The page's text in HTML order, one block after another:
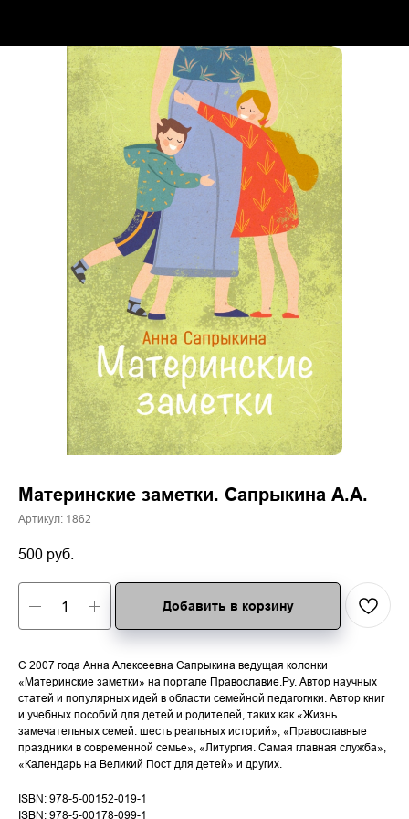
Материнские заметки. Сапрыкина А.А.
Артикул: 1862
500 руб.
Добавить в корзину
С 2007 года Анна Алексеевна Сапрыкина ведущая колонки
«Материнские заметки» на портале Православие.Ру. Автор научных
статей и популярных идей в области семейной педагогики. Автор книг
и учебных пособий для детей и родителей, таких как «Жизнь
замечательных семей: шесть реальных историй», «Православные
праздники в современной семье», «Литургия. Самая главная служба»,
«Календарь на Великий Пост для детей» и других.
ISBN: 978-5-00152-019-1
ISBN: 978-5-00178-099-1